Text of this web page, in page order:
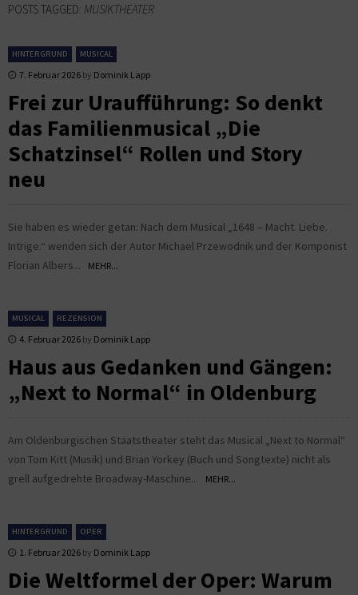
POSTS TAGGED: MUSIKTHEATER
HINTERGRUND MUSICAL
7. Februar 2026 by Dominik Lapp
Frei zur Uraufführung: So denkt
das Familienmusical „Die
Schatzinsel“ Rollen und Story
neu
Sie haben es wieder getan: Nach dem Musical „1648 – Macht. Liebe.
Intrige.“ wenden sich der Autor Michael Przewodnik und der Komponist
Florian Albers...
MEHR...
MUSICAL REZENSION
4. Februar 2026 by Dominik Lapp
Haus aus Gedanken und Gängen:
„Next to Normal“ in Oldenburg
Am Oldenburgischen Staatstheater steht das Musical „Next to Normal“
von Tom Kitt (Musik) und Brian Yorkey (Buch und Songtexte) nicht als
grell aufgedrehte Broadway-Maschine...
MEHR...
HINTERGRUND OPER
1. Februar 2026 by Dominik Lapp
Die Weltformel der Oper: Warum